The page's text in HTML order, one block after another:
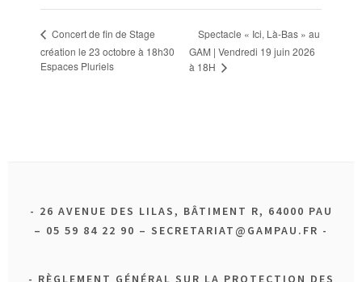
Concert de fin de Stage
création le 23 octobre à 18h30
Espaces Pluriels
Spectacle « Ici, Là-Bas » au
GAM | Vendredi 19 juin 2026
à 18H
26 AVENUE DES LILAS, BÂTIMENT R, 64000 PAU
– 05 59 84 22 90 – SECRETARIAT@GAMPAU.FR
RÈGLEMENT GÉNÉRAL SUR LA PROTECTION DES